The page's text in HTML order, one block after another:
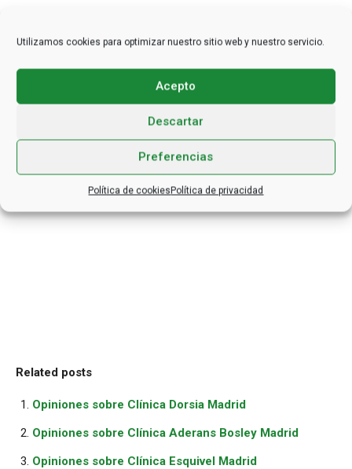
Utilizamos cookies para optimizar nuestro sitio web y nuestro servicio.
Acepto
Descartar
Preferencias
Política de cookiesPolítica de privacidad
Related posts
Opiniones sobre Clínica Dorsia Madrid
Opiniones sobre Clínica Aderans Bosley Madrid
Opiniones sobre Clínica Esquivel Madrid